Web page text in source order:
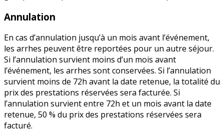
Annulation
En cas d’annulation jusqu’à un mois avant l’événement,
les arrhes peuvent être reportées pour un autre séjour.
Si l’annulation survient moins d’un mois avant
l’événement, les arrhes sont conservées. Si l’annulation
survient moins de 72h avant la date retenue, la totalité du
prix des prestations réservées sera facturée. Si
l’annulation survient entre 72h et un mois avant la date
retenue, 50 % du prix des prestations réservées sera
facturé.